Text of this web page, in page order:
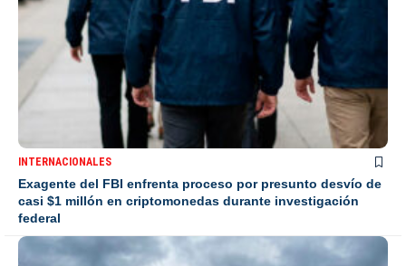
INTERNACIONALES
Exagente del FBI enfrenta proceso por presunto desvío de
casi $1 millón en criptomonedas durante investigación
federal